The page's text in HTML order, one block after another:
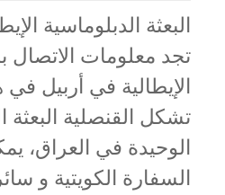
البعثة الدبلوماسية
تجد معلومات الاتصال
الإيطالية في أربيل
تشكل القنصلية البعثة
الوحيدة في العراق،
السفارة الكويتية و